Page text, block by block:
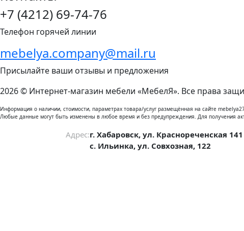
+7 (4212) 69-74-76
Телефон горячей линии
mebelya.company@mail.ru
Присылайте ваши отзывы и предложения
2026 © Интернет-магазин мебели «МебелЯ». Все права
Информация о наличии, стоимости, параметрах товара/услуг размещённая на сайте
Любые данные могут быть изменены в любое время и без предупреждения. Для получения
Адрес:г. Хабаровск, ул. Краснореченская 141
с. Ильинка, ул. Совхозная, 122